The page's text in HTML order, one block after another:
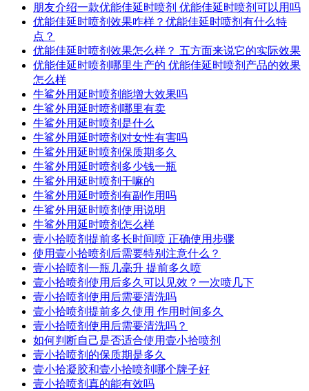
朋友介绍一款优能佳延时喷剂 优能佳延时喷剂可以用吗
优能佳延时喷剂效果咋样？优能佳延时喷剂有什么特
点？
优能佳延时喷剂效果怎么样？ 五方面来说它的实际效果
优能佳延时喷剂哪里生产的 优能佳延时喷剂产品的效果
怎么样
牛鲨外用延时喷剂能增大效果吗
牛鲨外用延时喷剂哪里有卖
牛鲨外用延时喷剂是什么
牛鲨外用延时喷剂对女性有害吗
牛鲨外用延时喷剂保质期多久
牛鲨外用延时喷剂多少钱一瓶
牛鲨外用延时喷剂干嘛的
牛鲨外用延时喷剂有副作用吗
牛鲨外用延时喷剂使用说明
牛鲨外用延时喷剂怎么样
壹小拾喷剂提前多长时间喷 正确使用步骤
使用壹小拾喷剂后需要特别注意什么？
壹小拾喷剂一瓶几毫升 提前多久喷
壹小拾喷剂使用后多久可以见效？一次喷几下
壹小拾喷剂使用后需要清洗吗
壹小拾喷剂提前多久使用 作用时间多久
壹小拾喷剂使用后需要清洗吗？
如何判断自己是否适合使用壹小拾喷剂
壹小拾喷剂的保质期是多久
壹小拾凝胶和壹小拾喷剂哪个牌子好
壹小拾喷剂真的能有效吗